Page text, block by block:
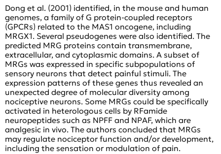
Dong et al. (2001) identified, in the mouse and human
genomes, a family of G protein-coupled receptors
(GPCRs) related to the MAS1 oncogene, including
MRGX1. Several pseudogenes were also identified. The
predicted MRG proteins contain transmembrane,
extracellular, and cytoplasmic domains. A subset of
MRGs was expressed in specific subpopulations of
sensory neurons that detect painful stimuli. The
expression patterns of these genes thus revealed an
unexpected degree of molecular diversity among
nociceptive neurons. Some MRGs could be specifically
activated in heterologous cells by RFamide
neuropeptides such as NPFF and NPAF, which are
analgesic in vivo. The authors concluded that MRGs
may regulate nociceptor function and/or development,
including the sensation or modulation of pain.